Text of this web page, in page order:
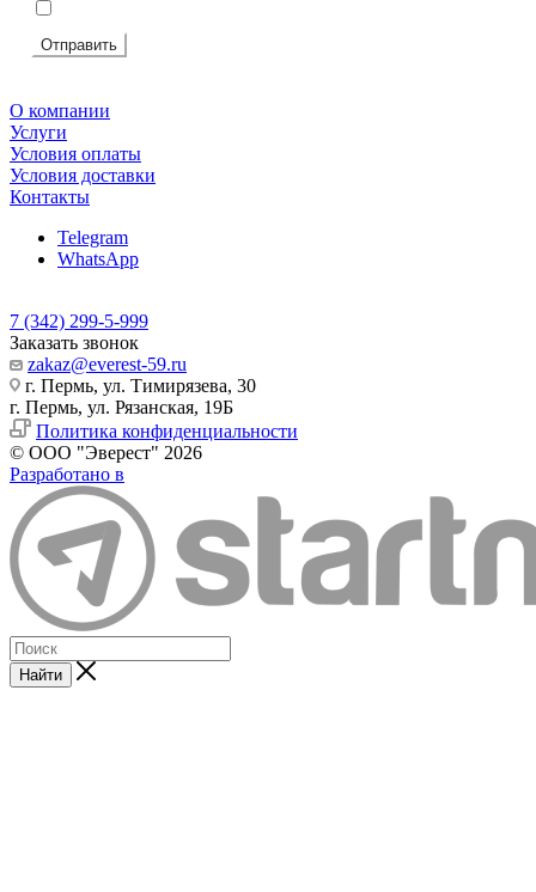
Отправить
О компании
Услуги
Условия оплаты
Условия доставки
Контакты
Telegram
WhatsApp
7 (342) 299-5-999
Заказать звонок
zakaz@everest-59.ru
г. Пермь, ул. Тимирязева, 30
г. Пермь, ул. Рязанская, 19Б
Политика конфиденциальности
© ООО "Эверест" 2026
Разработано в
Найти